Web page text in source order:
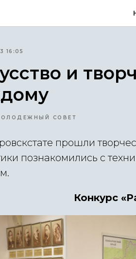
16:05
и
СОВЕТ
прошли
познакомились с
Конкурс